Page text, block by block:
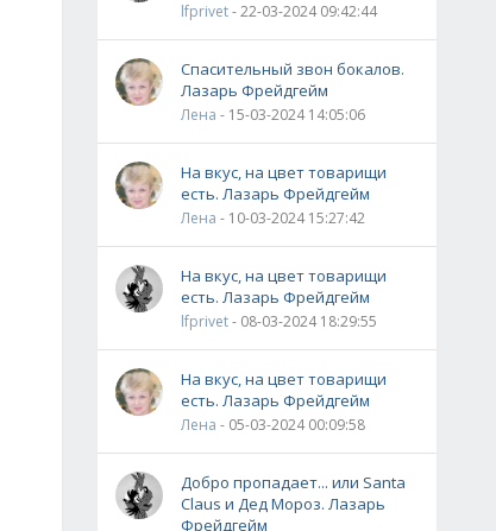
lfprivet- 22-03-2024 09:42:44
Спасительный звон бокалов.
Лазарь Фрейдгейм
Лена - 15-03-2024 14:05:06
На вкус, на цвет товарищи
есть. Лазарь Фрейдгейм
Лена - 10-03-2024 15:27:42
На вкус, на цвет товарищи
есть. Лазарь Фрейдгейм
lfprivet- 08-03-2024 18:29:55
На вкус, на цвет товарищи
есть. Лазарь Фрейдгейм
Лена - 05-03-2024 00:09:58
Добро пропадает... или Santa
Claus и Дед Мороз. Лазарь
Фрейдгейм